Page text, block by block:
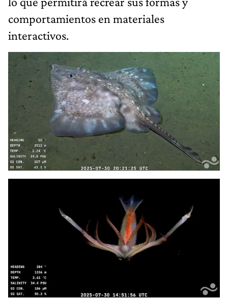
comportamientos en materiales
interactivos.